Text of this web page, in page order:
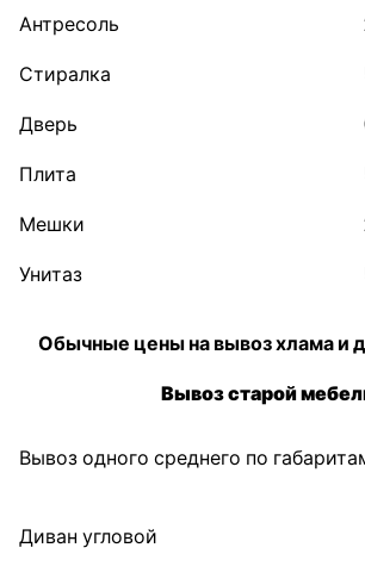
Антресоль
Стиралка
Дверь
Плита
Мешки
Унитаз
Обычные цены на вывоз хлама и
Вывоз старой
Вывоз одного среднего по
Диван угловой